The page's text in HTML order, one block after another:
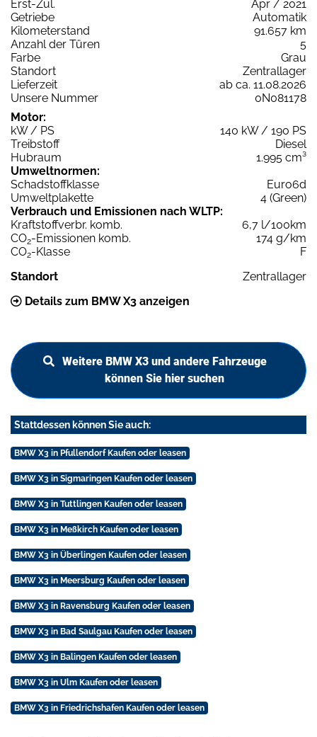
Erst-Zul.
Apr / 2021
Getriebe
Automatik
Kilometerstand
91.657 km
Anzahl der Türen
5
Farbe
Grau
Standort
Zentrallager
Lieferzeit
ab ca. 11.08.2026
Unsere Nummer
0N081178
Motor:
kW / PS
140 kW / 190 PS
Treibstoff
Diesel
Hubraum
1.995 cm³
Umweltnormen:
Schadstoffklasse
Euro6d
Umweltplakette
4 (Green)
Verbrauch und Emissionen nach WLTP:
Kraftstoffverbr. komb.
6,7 l/100km
CO2-Emissionen komb.
174 g/km
CO2-Klasse
F
Standort
Zentrallager
Details zum BMW X3 anzeigen
Weitere BMW X3 und andere Fahrzeuge
können Sie hier suchen
Stattdessen können Sie auch:
BMW X3 in Pfullendorf Kaufen oder leasen
BMW X3 in Sigmaringen Kaufen oder leasen
BMW X3 in Tuttlingen Kaufen oder leasen
BMW X3 in Meßkirch Kaufen oder leasen
BMW X3 in Überlingen Kaufen oder leasen
BMW X3 in Meersburg Kaufen oder leasen
BMW X3 in Ravensburg Kaufen oder leasen
BMW X3 in Bad Saulgau Kaufen oder leasen
BMW X3 in Balingen Kaufen oder leasen
BMW X3 in Ulm Kaufen oder leasen
BMW X3 in Friedrichshafen Kaufen oder leasen